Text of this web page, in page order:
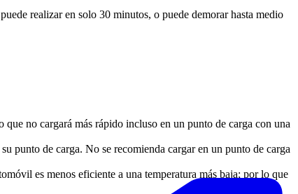
realizar en solo 30 minutos, o puede demorar hasta medio
no cargará más rápido incluso en un punto de carga con una
punto de carga. No se recomienda cargar en un punto de carga
es menos eficiente a una temperatura más baja; por lo que